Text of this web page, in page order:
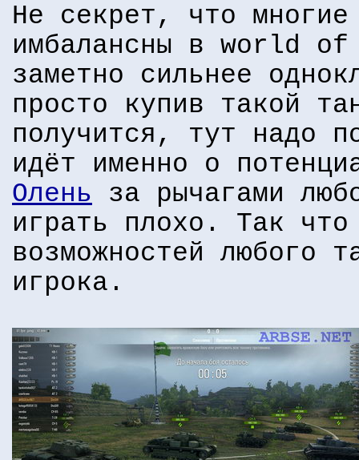
Не секрет, что многие
имбалансны в world
заметно сильнее
просто купив такой
получится, тут надо
идёт именно о
Олень за рычагами
играть плохо. Так что
возможностей любого
игрока.